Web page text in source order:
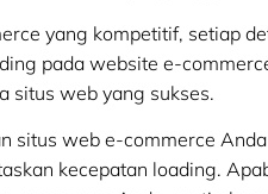
yang kompetitif, setiap
pada website e-
situs web yang sukses.
situs web e-commerce
kecepatan loading.